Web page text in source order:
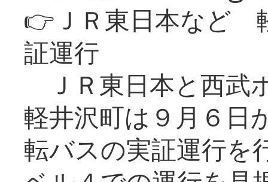
👉ＪＲ東日本など
証運行
ＪＲ東日本と西武
軽井沢町は９月６日
転バスの実証運行を